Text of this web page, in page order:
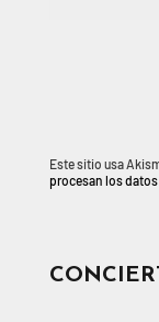
Este sitio usa
procesan los